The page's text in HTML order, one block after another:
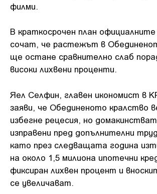
филми.
В краткосрочен план официалните
сочат, че растежът в
ще остане сравнително слаб
високи лихвени проценти.
Яел Селфин, главен икономист в
заяви, че Обединеното кралство
избегне рецесия, но
изправени пред допълнителни
като през следващата година
на около 1,5 милиона ипотечни
фиксиран лихвен процент и
се увеличават.